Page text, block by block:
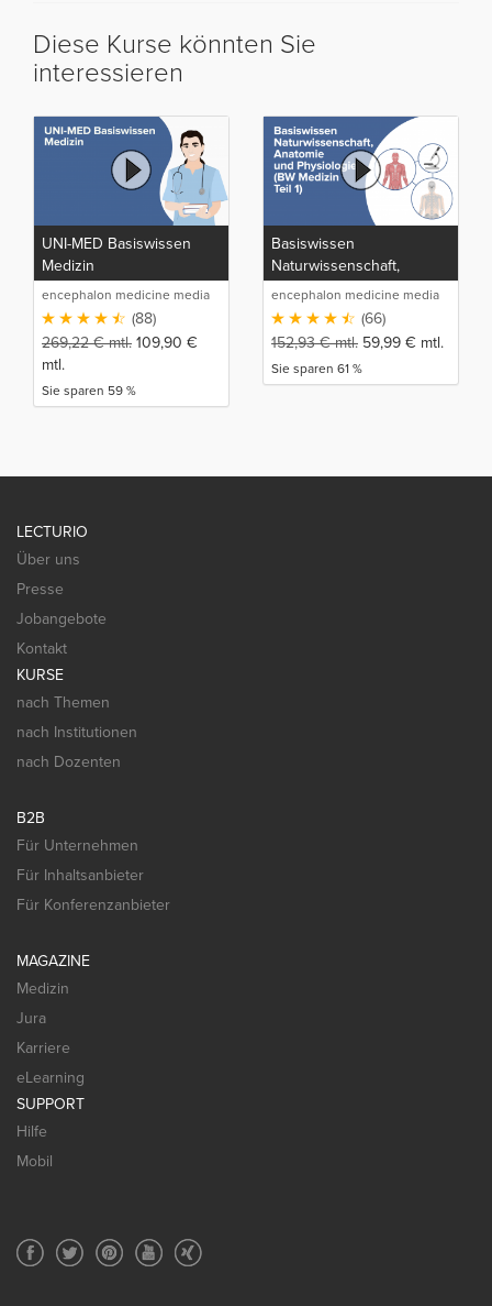
Diese Kurse könnten Sie
interessieren
UNI-MED Basiswissen
Medizin
encephalon medicine media
production GmbH(88)
269,22€mtl. 109,90 €
mtl.
Sie sparen 59 %
Basiswissen
Naturwissenschaft,
Anatomie und Physiologie
(BW Medizin Teil 1)
encephalon medicine media
production GmbH(66)
152,93€mtl. 59,99 € mtl.
Sie sparen 61 %
LECTURIO
Über uns
Presse
Jobangebote
Kontakt
KURSE
nach Themen
nach Institutionen
nach Dozenten
B2B
Für Unternehmen
Für Inhaltsanbieter
Für Konferenzanbieter
MAGAZINE
Medizin
Jura
Karriere
eLearning
SUPPORT
Hilfe
Mobil